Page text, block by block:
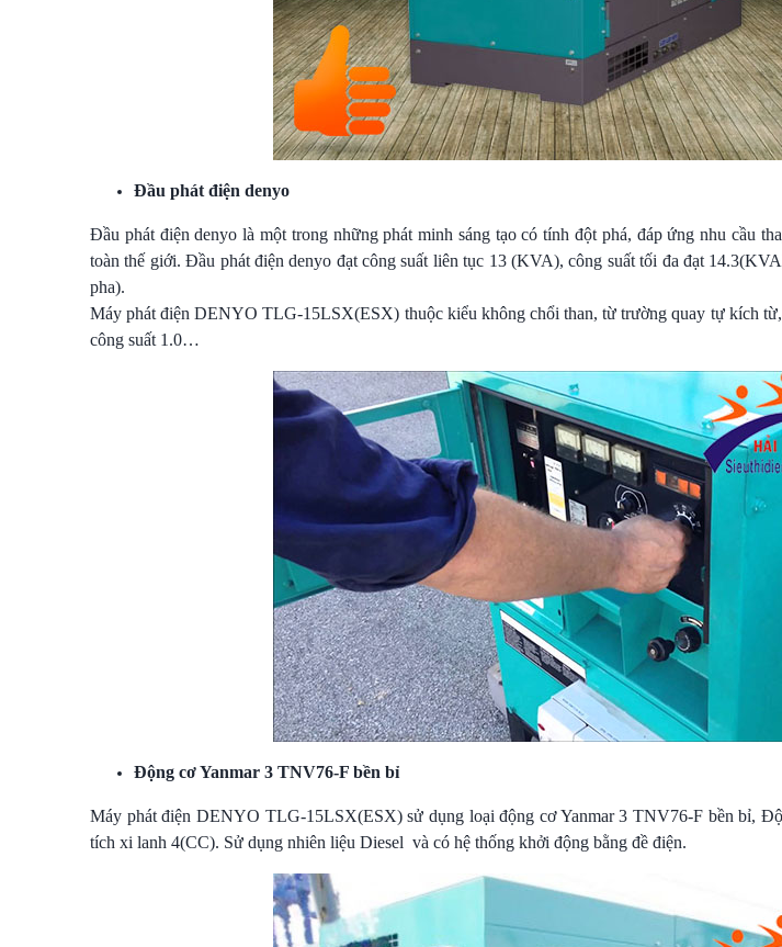
Đầu phát điện denyo
Đầu phát điện denyo là một trong những phát minh sáng tạo có tính đột phá, đáp ứng nhu cầu
toàn thế giới. Đầu phát điện denyo đạt công suất liên tục 13 (KVA), công suất tối đa đạt
pha).
Máy phát điện DENYO TLG-15LSX(ESX) thuộc kiểu không chổi than, từ trường quay tự kích
công suất 1.0…
Động cơ Yanmar 3 TNV76-F bền bỉ
Máy phát điện DENYO TLG-15LSX(ESX) sử dụng loại động cơ Yanmar 3 TNV76-F bền bỉ,
tích xi lanh 4(CC). Sử dụng nhiên liệu Diesel và có hệ thống khởi động bằng đề điện.